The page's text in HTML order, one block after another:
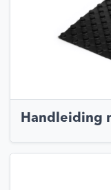
Handleiding